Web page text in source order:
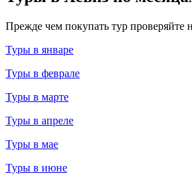
Прежде чем покупать тур проверяйте
Туры в январе
Туры в феврале
Туры в марте
Туры в апреле
Туры в мае
Туры в июне